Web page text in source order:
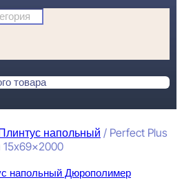
товара
напольный / Perfect Plus
15x69x2000